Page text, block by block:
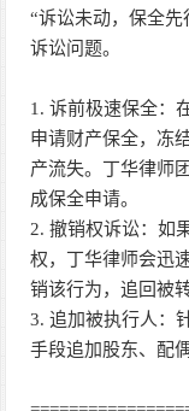
“诉讼未动，保全
诉讼问题。
1. 诉前极速保全：
申请财产保全，冻
产流失。丁华律师
成保全申请。
2. 撤销权诉讼：如
权，丁华律师会迅
销该行为，追回被
3. 追加被执行人：
手段追加股东、配